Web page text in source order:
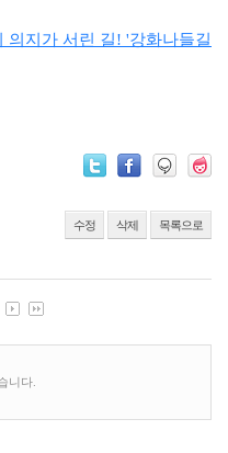
의지가 서린 길! '강화나들길
수정 삭제 목록으로